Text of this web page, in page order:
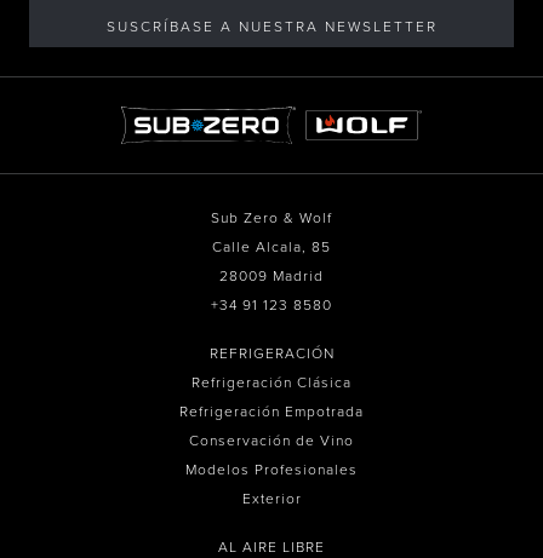
SUSCRÍBASE A NUESTRA NEWSLETTER
Sub Zero & Wolf
Calle Alcala, 85
28009 Madrid
+34 91 123 8580
REFRIGERACIÓN
Refrigeración Clásica
Refrigeración Empotrada
Conservación de Vino
Modelos Profesionales
Exterior
AL AIRE LIBRE